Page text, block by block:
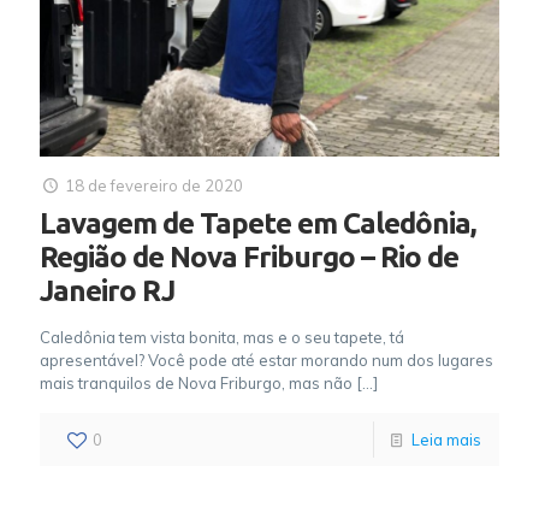
18 de fevereiro de 2020
Lavagem de Tapete em Caledônia,
Região de Nova Friburgo – Rio de
Janeiro RJ
Caledônia tem vista bonita, mas e o seu tapete, tá
apresentável? Você pode até estar morando num dos lugares
mais tranquilos de Nova Friburgo, mas não […]
0 Leia mais